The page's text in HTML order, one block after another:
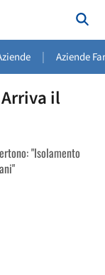
| Aziende
il
"Isolamento